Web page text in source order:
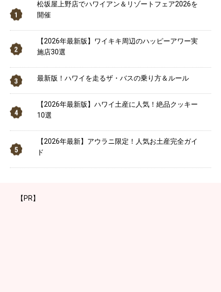
松坂屋上野店でハワイアン＆リゾートフェア2026を
開催
【2026年最新版】ワイキキ周辺のハッピーアワー実
施店30選
最新版！ハワイを走るザ・バスの乗り方＆ルール
【2026年最新版】ハワイ土産に人気！絶品クッキー
10選
【2026年最新】アウラニ限定！人気お土産完全ガイ
ド
【PR】